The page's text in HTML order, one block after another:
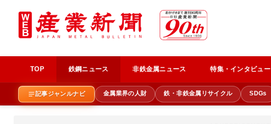
TOP 鉄鋼ニュース 非鉄金属ニュース 特集・インタビュー
記事ジャンルナビ 金属業界の人財 鉄・非鉄金属リサイクル SDGs